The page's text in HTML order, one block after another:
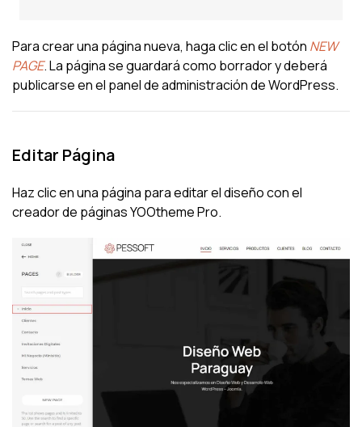
Para crear una página nueva, haga clic en el botón NEW
PAGE. La página se guardará como borrador y deberá
publicarse en el panel de administración de WordPress.
Editar Página
Haz clic en una página para editar el diseño con el
creador de páginas YOOtheme Pro.